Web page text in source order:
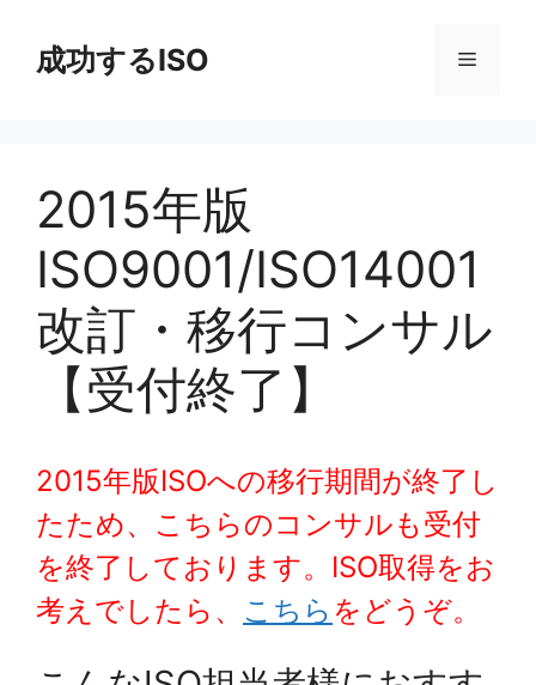
成功するISO メ
2015年版
ISO9001/ISO14001
改訂・移行コンサル
【受付終了】
2015年版ISOへの移行期間が終了し
たため、こちらのコンサルも受付
を終了しております。ISO取得をお
考えでしたら、
こちら をどうぞ。